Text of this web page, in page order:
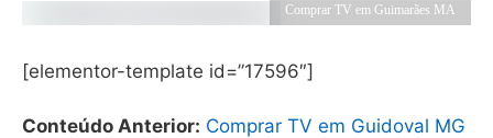
Comprar TV em Guimarães MA
[elementor-template id=”17596″]
Conteúdo Anterior: Comprar TV em Guidoval MG